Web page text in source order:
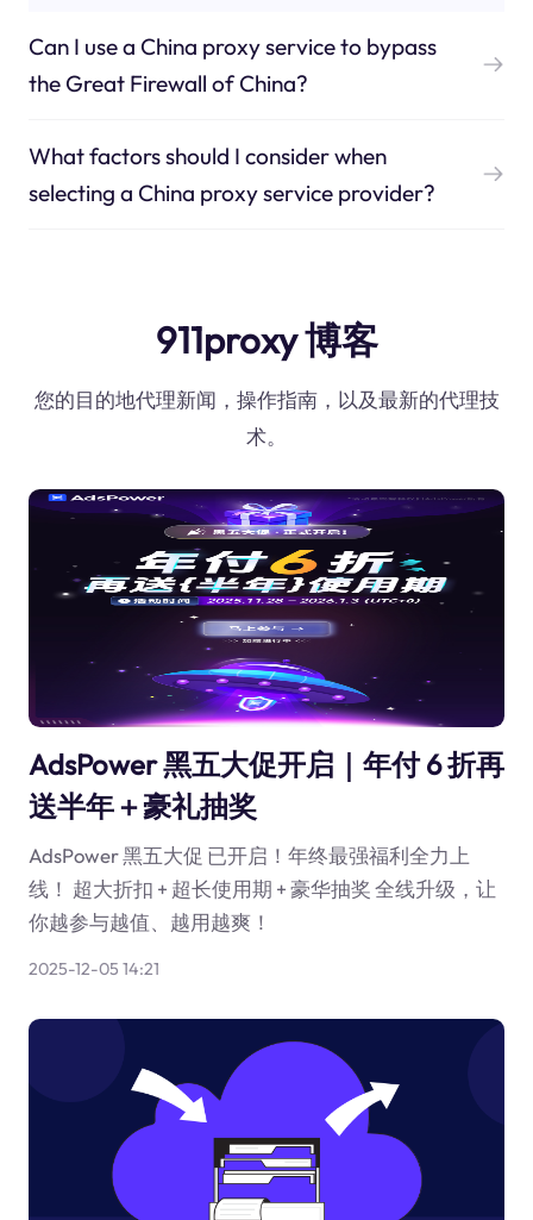
Can I use a China proxy service to bypass
the Great Firewall of China?
What factors should I consider when
selecting a China proxy service provider?
911proxy 博客
您的目的地代理新闻，操作指南，以及最新的代理技
术。
AdsPower 黑五大促开启｜年付 6 折再
送半年＋豪礼抽奖
AdsPower 黑五大促 已开启！年终最强福利全力上
线！ 超大折扣 + 超长使用期 + 豪华抽奖 全线升级，让
你越参与越值、越用越爽！
2025-12-05 14:21